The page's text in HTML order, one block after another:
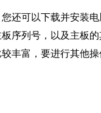
还可以下载并安装
序列号，以及主板
丰富，要进行其他操